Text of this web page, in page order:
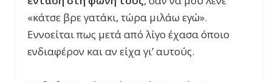
«κάτσε βρε γατάκι, τώρα μιλάω εγώ».
Εννοείται πως μετά από λίγο έχασα όποιο
ενδιαφέρον και αν είχα γι’ αυτούς.